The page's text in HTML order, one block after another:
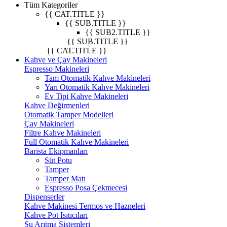
Tüm Kategoriler
{{ CAT.TITLE }}
{{ SUB.TITLE }}
{{ SUB2.TITLE }}
{{ SUB.TITLE }}
{{ CAT.TITLE }}
Kahve ve Çay Makineleri
Espresso Makineleri
Tam Otomatik Kahve Makineleri
Yarı Otomatik Kahve Makineleri
Ev Tipi Kahve Makineleri
Kahve Değirmenleri
Otomatik Tamper Modelleri
Çay Makineleri
Filtre Kahve Makineleri
Full Otomatik Kahve Makineleri
Barista Ekipmanları
Süt Potu
Tamper
Tamper Matı
Espresso Posa Çekmecesi
Dispenserler
Kahve Makinesi Termos ve Hazneleri
Kahve Pot Isıtıcıları
Su Arıtma Sistemleri